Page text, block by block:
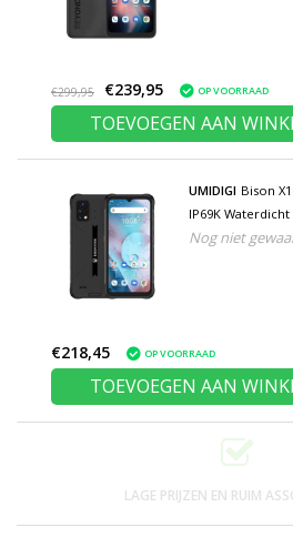
€299,95 €239,95 OP VOORRAAD
TOEVOEGEN AAN
UMIDIGI Bison
IP69K Waterdicht
Opslag - AI Triple
Nog niet
€218,45 OP VOORRAAD
TOEVOEGEN AAN
LAGE PRIJZEN EN RUIM